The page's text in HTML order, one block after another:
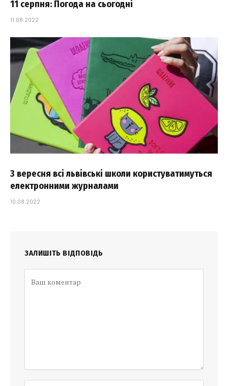
11 серпня: Погода на сьогодні
11.08.2022
З вересня всі львівські школи користуватимуться
електронними журналами
10.08.2022
ЗАЛИШІТЬ ВІДПОВІДЬ